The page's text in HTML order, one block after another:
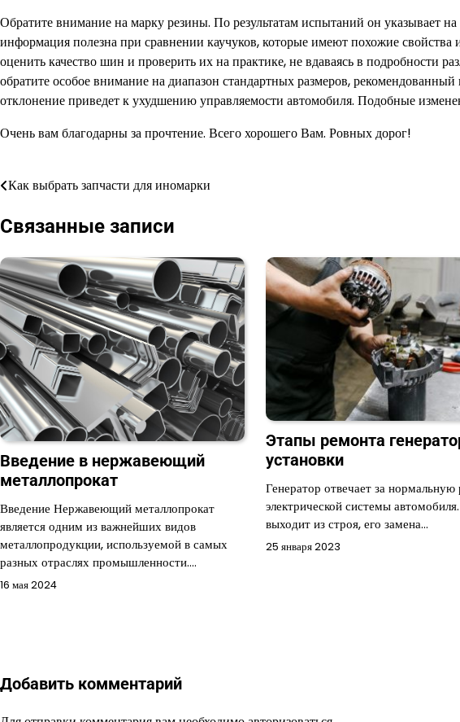
Обратите внимание на марку резины. По результатам испытаний он указывает
информация полезна при сравнении каучуков, которые имеют похожие
оценить качество шин и проверить их на практике, не вдаваясь в подробности
обратите особое внимание на диапазон стандартных размеров,
отклонение приведет к ухудшению управляемости автомобиля. Подобные
Очень вам благодарны за прочтение. Всего хорошего Вам. Ровных дорог!
Навигация
по
Как выбрать запчасти для иномарки
Связанные записи
Введение в нержавеющий
металлопрокат
Введение Нержавеющий металлопрокат
является одним из важнейших видов
металлопродукции, используемой в самых
разных отраслях промышленности.…
16 мая 2024
Этапы ремонта
установки
Генератор отвечает за нормальную
электрической системы
выходит из строя, его замена…
25 января 2023
Добавить комментарий